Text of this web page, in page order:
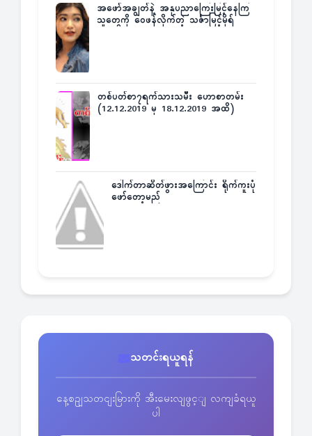
အဖော်အချွတ်နဲ့ အနုပညာကြေးမြင့်နေကြ
သူတွေကို ဝေဖန်လိုက်တဲ့ သင်္ဇာမြင့်မိုရ်
တစ်ပတ်စာ၇ရက်သားသမီး ဟောစာတမ်း
(12.12.2019 မှ 18.12.2019 အထိ)
ဒေါက်တာဆိတ်ဖွားအကြောင်း ရိုက်ကူးပုံ
ဖော်တော့မည်
သတင်းရယူရန်
နေ့စဥျသတငျးမြားကို အီးမေးလျဖွင့ျ လကျခံရယူ
ပါ